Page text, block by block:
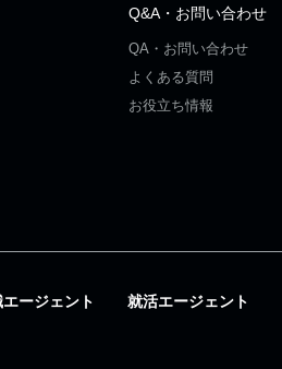
Q&A・お問い合わせ
QA・お問い合わせ
よくある質問
お役立ち情報
ージェント 就活エージェント